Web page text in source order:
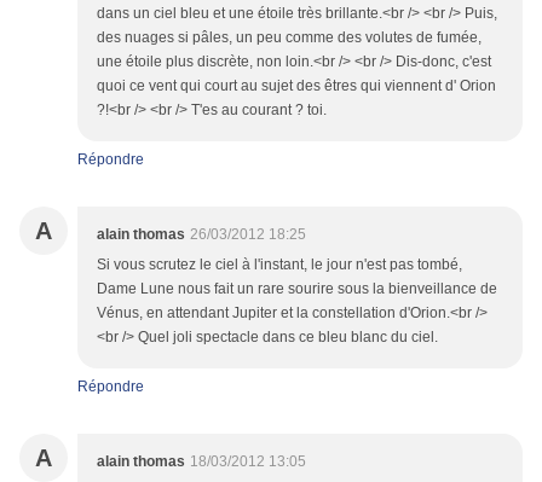
dans un ciel bleu et une étoile très brillante.<br /> <br /> Puis,
des nuages si pâles, un peu comme des volutes de fumée,
une étoile plus discrète, non loin.<br /> <br /> Dis-donc, c'est
quoi ce vent qui court au sujet des êtres qui viennent d' Orion
?!<br /> <br /> T'es au courant ? toi.
Répondre
A alain thomas 26/03/2012 18:25
Si vous scrutez le ciel à l'instant, le jour n'est pas tombé,
Dame Lune nous fait un rare sourire sous la bienveillance de
Vénus, en attendant Jupiter et la constellation d'Orion.<br />
<br /> Quel joli spectacle dans ce bleu blanc du ciel.
Répondre
A alain thomas 18/03/2012 13:05